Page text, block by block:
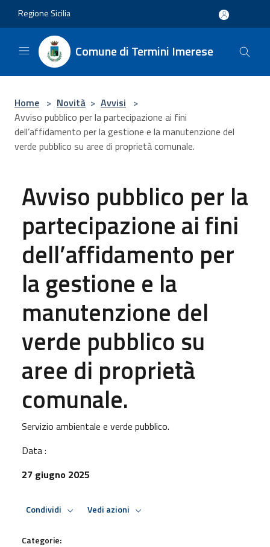
Regione Sicilia
Comune di Termini Imerese
Home > Novità > Avvisi >
Avviso pubblico per la partecipazione ai fini
dell’affidamento per la gestione e la manutenzione del
verde pubblico su aree di proprietà comunale.
Avviso pubblico per la
partecipazione ai fini
dell’affidamento per
la gestione e la
manutenzione del
verde pubblico su
aree di proprietà
comunale.
Servizio ambientale e verde pubblico.
Data :
27 giugno 2025
Condividi Vedi azioni
Categorie: